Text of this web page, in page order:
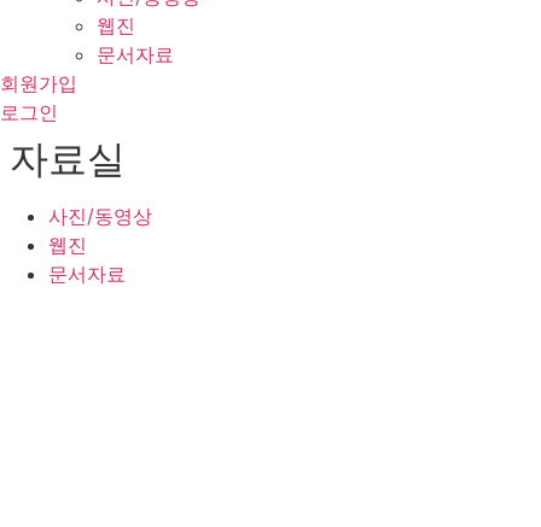
웹진
문서자료
회원가입
로그인
자료실
사진/동영상
웹진
문서자료